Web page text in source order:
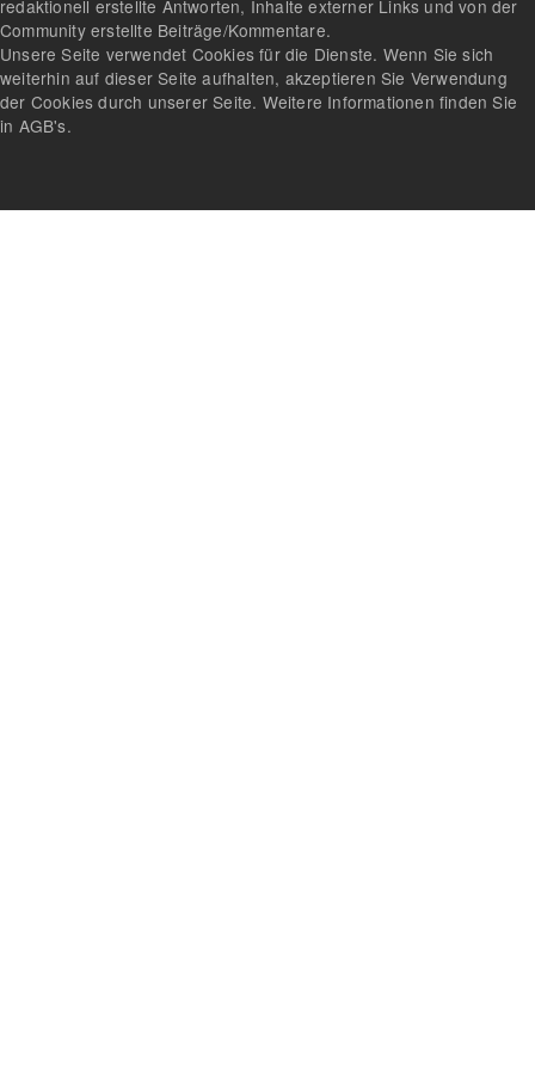
redaktionell erstellte Antworten, Inhalte externer Links und von der
Community erstellte Beiträge/Kommentare.
Unsere Seite verwendet Cookies für die Dienste. Wenn Sie sich
weiterhin auf dieser Seite aufhalten, akzeptieren Sie Verwendung
der Cookies durch unserer Seite. Weitere Informationen finden Sie
in AGB's.